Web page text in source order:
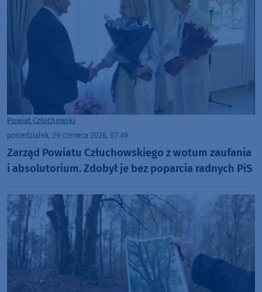
Powiat Człuchowski
poniedziałek, 29 czerwca 2026, 07:49
Zarząd Powiatu Człuchowskiego z wotum zaufania
i absolutorium. Zdobył je bez poparcia radnych PiS